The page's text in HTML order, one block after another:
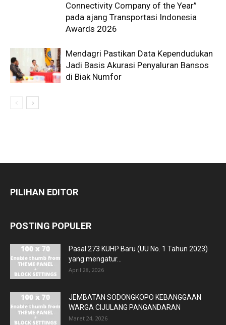
Connectivity Company of the Year”
pada ajang Transportasi Indonesia
Awards 2026
Mendagri Pastikan Data Kependudukan
Jadi Basis Akurasi Penyaluran Bansos
di Biak Numfor
PILIHAN EDITOR
POSTING POPULER
Pasal 273 KUHP Baru (UU No. 1 Tahun 2023)
yang mengatur...
April 28, 2026
JEMBATAN SODONGKOPO KEBANGGAAN
WARGA CIJULANG PANGANDARAN
Maret 24, 2026